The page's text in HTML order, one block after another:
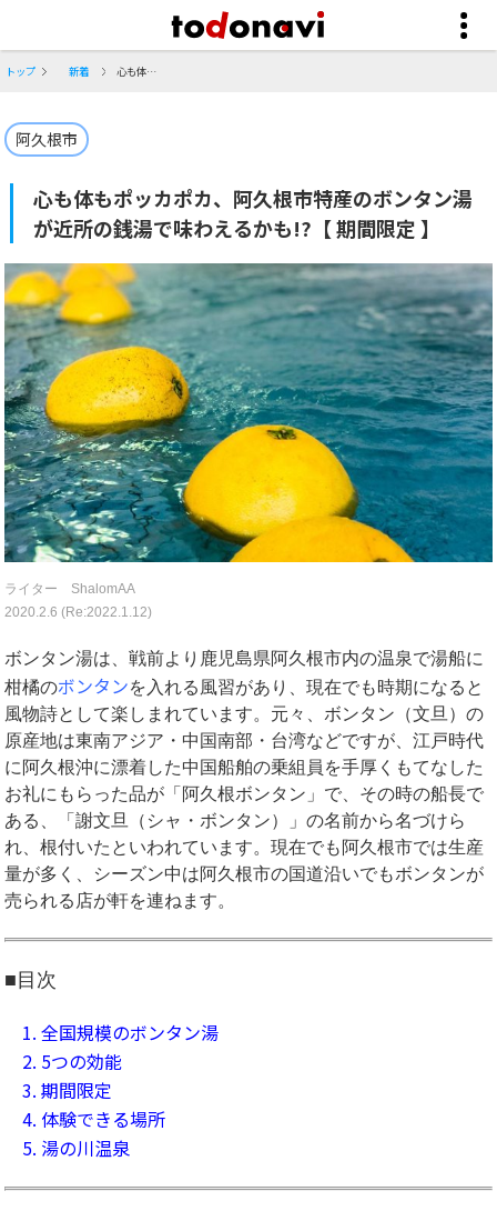
トップ 新着 心も体もポッカポカ、阿久根市特産のボンタン湯が近所の銭湯で味わえるかも!?【 期間限定 】
阿久根市
心も体もポッカポカ、阿久根市特産のボンタン湯
が近所の銭湯で味わえるかも!?【 期間限定 】
ライター ShalomAA
2020.2.6 (Re:2022.1.12)
ボンタン湯は、戦前より鹿児島県阿久根市内の温泉で湯船に
柑橘のボンタンを入れる風習があり、現在でも時期になると
風物詩として楽しまれています。元々、ボンタン（文旦）の
原産地は東南アジア・中国南部・台湾などですが、江戸時代
に阿久根沖に漂着した中国船舶の乗組員を手厚くもてなした
お礼にもらった品が「阿久根ボンタン」で、その時の船長で
ある、「謝文旦（シャ・ボンタン）」の名前から名づけら
れ、根付いたといわれています。現在でも阿久根市では生産
量が多く、シーズン中は阿久根市の国道沿いでもボンタンが
売られる店が軒を連ねます。
■目次
1. 全国規模のボンタン湯
2. 5つの効能
3. 期間限定
4. 体験できる場所
5. 湯の川温泉